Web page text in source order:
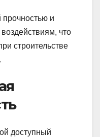
и
что
строительстве
доступный